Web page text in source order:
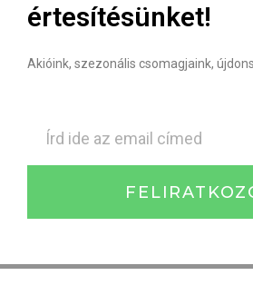
értesítésünket!
Akióink, szezonális csomagjaink,